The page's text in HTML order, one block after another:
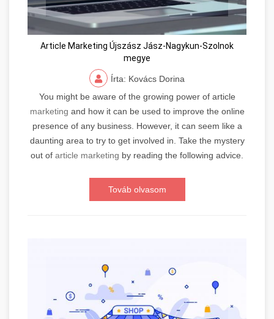
Article Marketing Újszász Jász-Nagykun-Szolnok
megye
Írta: Kovács Dorina
You might be aware of the growing power of article
marketing and how it can be used to improve the online
presence of any business. However, it can seem like a
daunting area to try to get involved in. Take the mystery
out of article marketing by reading the following advice.
Továb olvasom